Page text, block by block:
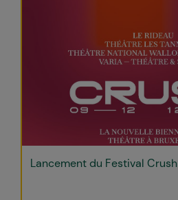
Lancement du Festival Crush